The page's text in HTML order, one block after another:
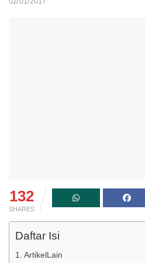
132
SHARES
Daftar Isi
ArtikelLain